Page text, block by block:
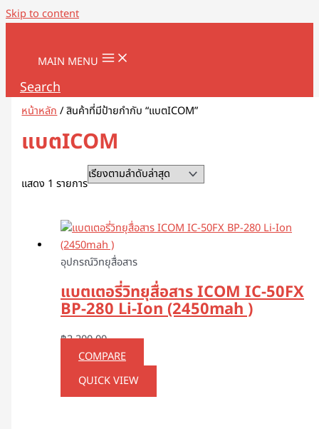
Skip to content
MAIN MENU
Search
หน้าหลัก/ สินค้าที่มีป้ายกำกับ “แบตICOM”
แบตICOM
แสดง 1 รายการ
อุปกรณ์วิทยุสื่อสาร
แบตเตอรี่วิทยุสื่อสาร ICOM IC-50FX
BP-280 Li-Ion (2450mah )
฿2,200.00
COMPARE
QUICK VIEW